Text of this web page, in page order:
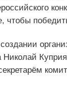
чтобы
Николай